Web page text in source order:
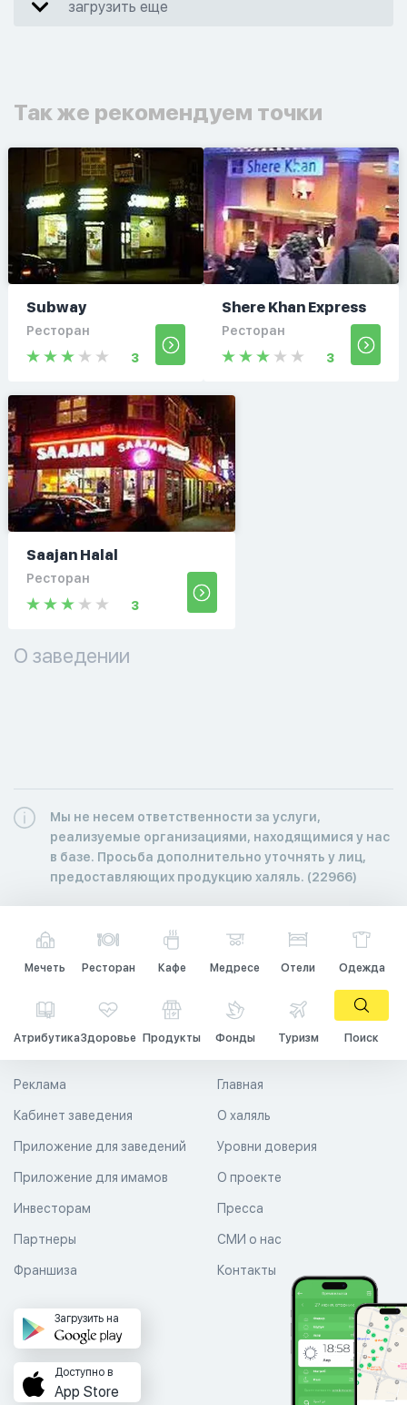
загрузить еще
Так же рекомендуем точки
Subway
Ресторан
3
Shere Khan Express
Ресторан
3
Saajan Halal
Ресторан
3
О заведении
Мы не несем ответственности за услуги,
реализуемые организациями, находящимися у нас
в базе. Просьба дополнительно уточнять у лиц,
предоставляющих продукцию халяль. (22966)
Мечеть Ресторан Кафе Медресе Отели Одежда
АтрибутикаЗдоровье Продукты Фонды Туризм Поиск
Главная
О халяль
Уровни доверия
Реклама
Кабинет заведения
Приложение для заведений
Приложение для имамов О проекте
Пресса
СМИ о нас
Контакты
Инвесторам
Партнеры
Франшиза
Загрузить на
Доступно в
App Store